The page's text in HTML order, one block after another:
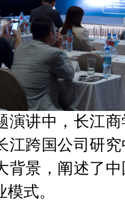
演讲中，长江
江跨国公司研
背景，阐述了
式。